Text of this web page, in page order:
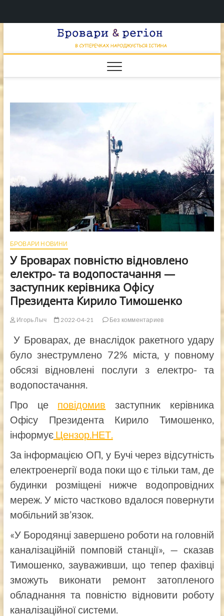
&
НАРОДЖУЄТЬСЯ
БРОВАРИ НОВИНИ
У Броварах повністю відновлено
електро- та водопостачання —
заступник керівника Офісу
Президента Кирило Тимошенко
Игорь Лыч 2022-04-21 Без комментариев
У Броварах, де внаслідок ракетного удару
було знеструмлено 72% міста, у повному
обсязі відновлені послуги з електро- та
водопостачання.
Про це повідомив заступник керівника
Офісу Президента Кирило Тимошенко,
інформуєЦензор.НЕТ.
За інформацією ОП, у Бучі через відсутність
електроенергії вода поки що є тільки там, де
будинки розміщені нижче водопровідних
мереж. У місто частково вдалося повернути
мобільний зв’язок.
«У Бородянці завершено роботи на головній
каналізаційній помповій станції», — сказав
Тимошенко, зауваживши, що тепер фахівці
зможуть виконати ремонт затопленого
обладнання та повністю відновити роботу
каналізаційної системи.